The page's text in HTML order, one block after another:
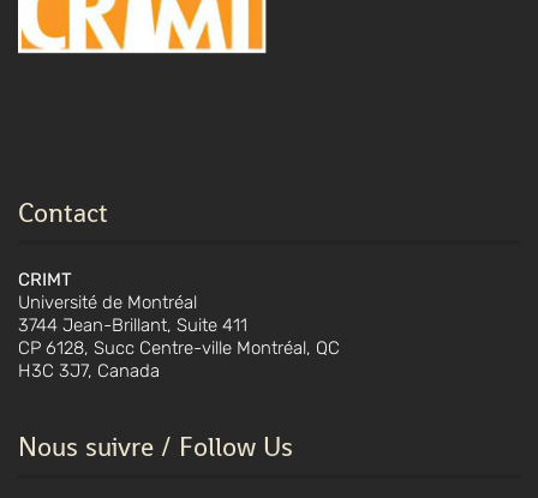
Contact
CRIMT
Université de Montréal
3744 Jean-Brillant, Suite 411
CP 6128, Succ Centre-ville Montréal, QC
H3C 3J7, Canada
Nous suivre / Follow Us